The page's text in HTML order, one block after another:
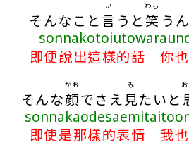
そんなこと言
い
うと笑
わら
う
即便說出這樣的話 你
そんな顔
かお
でさえ見
み
たいと
即使是那樣的表情 我